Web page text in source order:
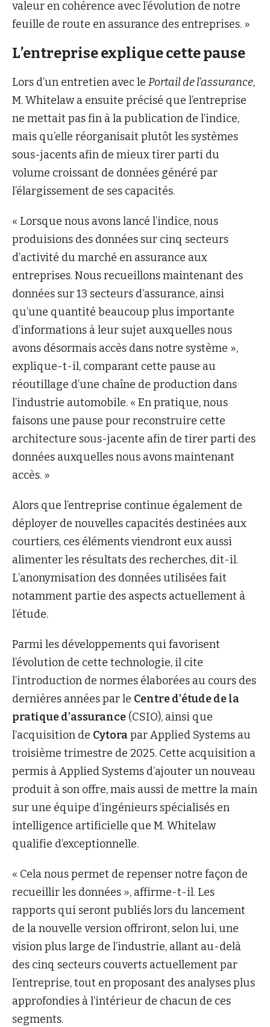
valeur en cohérence avec l’évolution de notre
feuille de route en assurance des entreprises. »
L’entreprise explique cette pause
Lors d’un entretien avec le Portail de l’assurance,
M. Whitelaw a ensuite précisé que l’entreprise
ne mettait pas fin à la publication de l’indice,
mais qu’elle réorganisait plutôt les systèmes
sous-jacents afin de mieux tirer parti du
volume croissant de données généré par
l’élargissement de ses capacités.
« Lorsque nous avons lancé l’indice, nous
produisions des données sur cinq secteurs
d’activité du marché en assurance aux
entreprises. Nous recueillons maintenant des
données sur 13 secteurs d’assurance, ainsi
qu’une quantité beaucoup plus importante
d’informations à leur sujet auxquelles nous
avons désormais accès dans notre système »,
explique-t-il, comparant cette pause au
réoutillage d’une chaîne de production dans
l’industrie automobile. « En pratique, nous
faisons une pause pour reconstruire cette
architecture sous-jacente afin de tirer parti des
données auxquelles nous avons maintenant
accès. »
Alors que l’entreprise continue également de
déployer de nouvelles capacités destinées aux
courtiers, ces éléments viendront eux aussi
alimenter les résultats des recherches, dit-il.
L’anonymisation des données utilisées fait
notamment partie des aspects actuellement à
l’étude.
Parmi les développements qui favorisent
l’évolution de cette technologie, il cite
l’introduction de normes élaborées au cours des
dernières années par le Centre d’étude de la
pratique d’assurance (CSIO), ainsi que
l’acquisition de Cytora par Applied Systems au
troisième trimestre de 2025. Cette acquisition a
permis à Applied Systems d’ajouter un nouveau
produit à son offre, mais aussi de mettre la main
sur une équipe d’ingénieurs spécialisés en
intelligence artificielle que M. Whitelaw
qualifie d’exceptionnelle.
« Cela nous permet de repenser notre façon de
recueillir les données », affirme-t-il. Les
rapports qui seront publiés lors du lancement
de la nouvelle version offriront, selon lui, une
vision plus large de l’industrie, allant au-delà
des cinq secteurs couverts actuellement par
l’entreprise, tout en proposant des analyses plus
approfondies à l’intérieur de chacun de ces
segments.